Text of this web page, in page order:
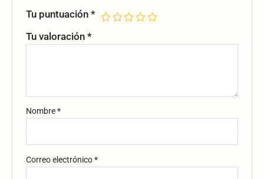
Tu puntuación*
Tu valoración*
Nombre*
Correo electrónico*